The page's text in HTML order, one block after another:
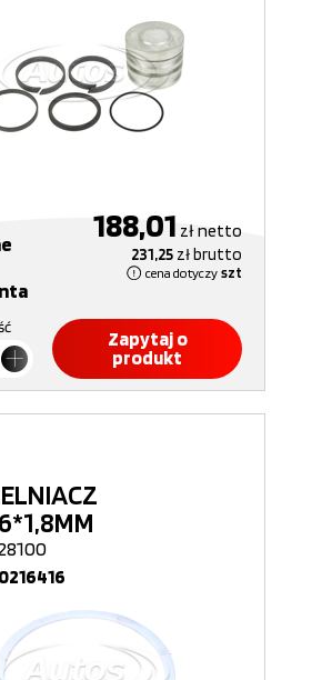
188,01 złnetto
231,25 złbrutto
cena dotyczy szt
Zapytaj o
produkt
0216416